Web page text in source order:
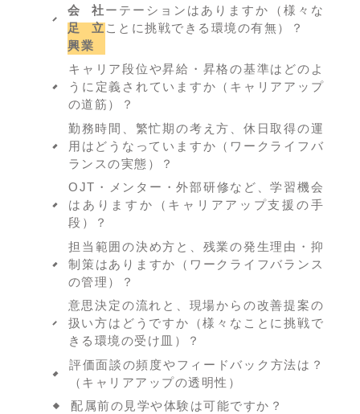
会社
足立
興業
ーテーションはありますか（様々な
ことに挑戦できる環境の有無）？
キャリア段位や昇給・昇格の基準はどのよ
うに定義されていますか（キャリアアップ
の道筋）？
勤務時間、繁忙期の考え方、休日取得の運
用はどうなっていますか（ワークライフバ
ランスの実態）？
OJT・メンター・外部研修など、学習機会
はありますか（キャリアアップ支援の手
段）？
担当範囲の決め方と、残業の発生理由・抑
制策はありますか（ワークライフバランス
の管理）？
意思決定の流れと、現場からの改善提案の
扱い方はどうですか（様々なことに挑戦で
きる環境の受け皿）？
評価面談の頻度やフィードバック方法は？
（キャリアアップの透明性）
配属前の見学や体験は可能ですか？